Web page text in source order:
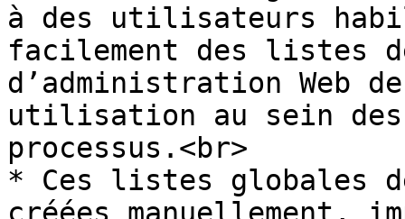
à des utilisateurs
facilement des listes
d’administration Web
utilisation au sein
processus.<br>
* Ces listes globales